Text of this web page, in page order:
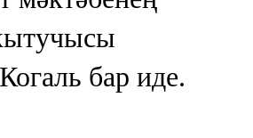
бар иде.